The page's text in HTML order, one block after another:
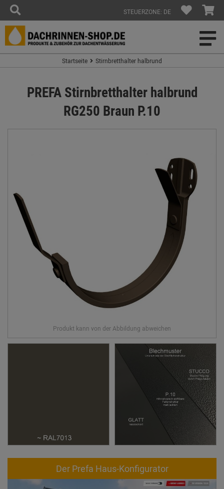
STEUERZONE: DE
Startseite Stirnbretthalter halbrund
PREFA Stirnbretthalter halbrund
RG250 Braun P.10
Der Prefa Haus-Konfigurator